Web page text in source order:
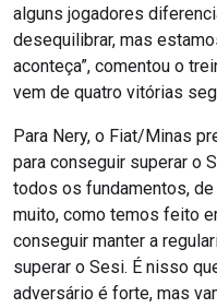
alguns jogadores
desequilibrar, mas
aconteça”, comentou o
vem de quatro vitórias
Para Nery, o Fiat/Minas
para conseguir superar o
todos os fundamentos,
muito, como temos feito
conseguir manter a
superar o Sesi. É nisso
adversário é forte, mas